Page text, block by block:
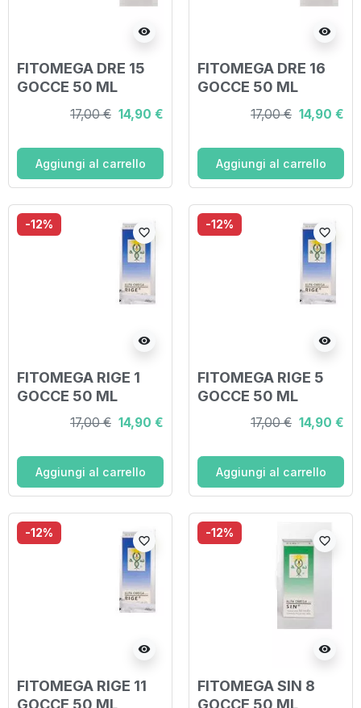
visibility
FITOMEGA DRE 15
GOCCE 50 ML
17,00 € 14,90 €
Aggiungi al carrello
visibility
FITOMEGA DRE 16
GOCCE 50 ML
17,00 € 14,90 €
Aggiungi al carrello
-12%
visibility
favorite_border
FITOMEGA RIGE 1
GOCCE 50 ML
17,00 € 14,90 €
Aggiungi al carrello
-12%
visibility
favorite_border
FITOMEGA RIGE 5
GOCCE 50 ML
17,00 € 14,90 €
Aggiungi al carrello
-12%
visibility
favorite_border
FITOMEGA RIGE 11
-12%
visibility
favorite_border
FITOMEGA SIN 8